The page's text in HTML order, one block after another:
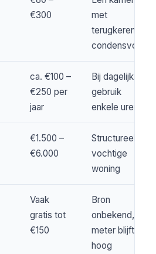
€300
met
terugkerend
condensvocht
ca. €100 –
€250 per
jaar
Bij dagelijks
gebruik
enkele uren
€1.500 –
€6.000
Structureel te
vochtige
woning
Vaak
gratis tot
€150
Bron
onbekend,
meter blijft
hoog